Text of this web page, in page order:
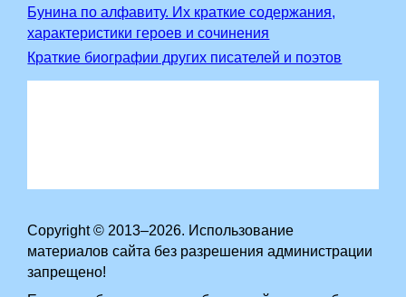
Бунина по алфавиту. Их краткие содержания,
характеристики героев и сочинения
Краткие биографии других писателей и поэтов
Copyright © 2013–2026. Использование
материалов сайта без разрешения администрации
запрещено!